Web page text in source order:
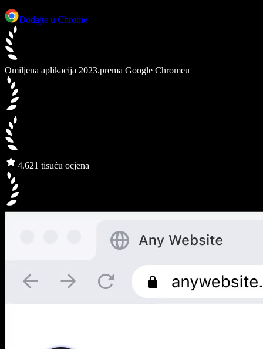
Dodajte u Chrome
Omiljena aplikacija 2023.prema Google Chromeu
4.621 tisuću ocjena